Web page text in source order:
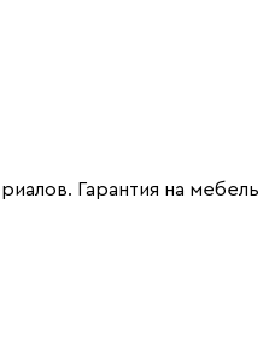
Гарантия на мебель